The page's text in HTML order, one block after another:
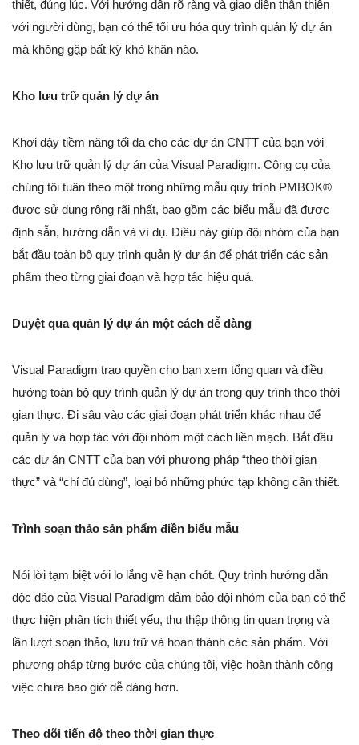
thiết, đúng lúc. Với hướng dẫn rõ ràng và giao diện thân thiện
với người dùng, bạn có thể tối ưu hóa quy trình quản lý dự án
mà không gặp bất kỳ khó khăn nào.
Kho lưu trữ quản lý dự án
Khơi dậy tiềm năng tối đa cho các dự án CNTT của bạn với
Kho lưu trữ quản lý dự án của Visual Paradigm. Công cụ của
chúng tôi tuân theo một trong những mẫu quy trình PMBOK®
được sử dụng rộng rãi nhất, bao gồm các biểu mẫu đã được
định sẵn, hướng dẫn và ví dụ. Điều này giúp đội nhóm của bạn
bắt đầu toàn bộ quy trình quản lý dự án để phát triển các sản
phẩm theo từng giai đoạn và hợp tác hiệu quả.
Duyệt qua quản lý dự án một cách dễ dàng
Visual Paradigm trao quyền cho bạn xem tổng quan và điều
hướng toàn bộ quy trình quản lý dự án trong quy trình theo thời
gian thực. Đi sâu vào các giai đoạn phát triển khác nhau để
quản lý và hợp tác với đội nhóm một cách liền mạch. Bắt đầu
các dự án CNTT của bạn với phương pháp “theo thời gian
thực” và “chỉ đủ dùng”, loại bỏ những phức tạp không cần thiết.
Trình soạn thảo sản phẩm điền biểu mẫu
Nói lời tạm biệt với lo lắng về hạn chót. Quy trình hướng dẫn
độc đáo của Visual Paradigm đảm bảo đội nhóm của bạn có thể
thực hiện phân tích thiết yếu, thu thập thông tin quan trọng và
lần lượt soạn thảo, lưu trữ và hoàn thành các sản phẩm. Với
phương pháp từng bước của chúng tôi, việc hoàn thành công
việc chưa bao giờ dễ dàng hơn.
Theo dõi tiến độ theo thời gian thực